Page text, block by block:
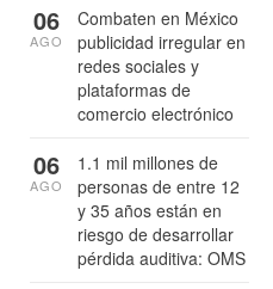
Combaten en México
publicidad irregular en
redes sociales y
plataformas de
comercio electrónico
06
AGO
1.1 mil millones de
personas de entre 12
y 35 años están en
riesgo de desarrollar
pérdida auditiva: OMS
06
AGO